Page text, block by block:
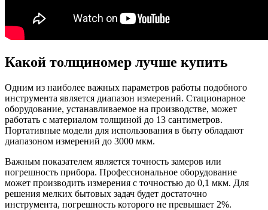
Какой толщиномер лучше купить
Одним из наиболее важных параметров работы подобного
инструмента является диапазон измерений. Стационарное
оборудование, устанавливаемое на производстве, может
работать с материалом толщиной до 13 сантиметров.
Портативные модели для использования в быту обладают
диапазоном измерений до 3000 мкм.
Важным показателем является точность замеров или
погрешность прибора. Профессиональное оборудование
может производить измерения с точностью до 0,1 мкм. Для
решения мелких бытовых задач будет достаточно
инструмента, погрешность которого не превышает 2%.